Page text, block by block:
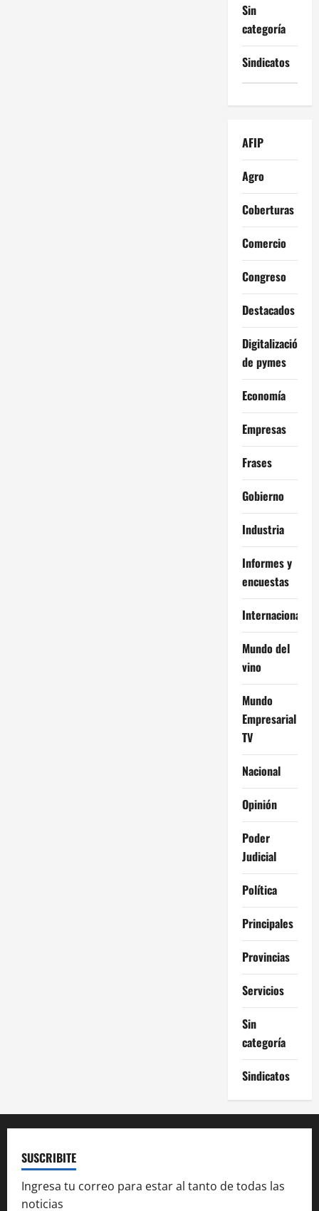
Sin
categoría
Sindicatos
AFIP
Agro
Coberturas
Comercio
Congreso
Destacados
Digitalización
de pymes
Economía
Empresas
Frases
Gobierno
Industria
Informes y
encuestas
Internacional
Mundo del
vino
Mundo
Empresarial
TV
Nacional
Opinión
Poder
Judicial
Política
Principales
Provincias
Servicios
Sin
categoría
Sindicatos
SUSCRIBITE
Ingresa tu correo para estar al tanto de todas las
noticias